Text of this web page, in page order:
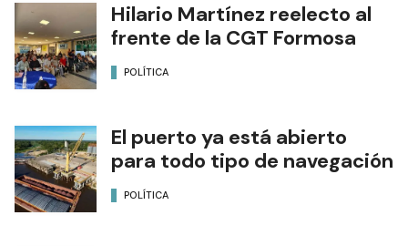
Hilario Martínez reelecto al
frente de la CGT Formosa
POLÍTICA
El puerto ya está abierto
para todo tipo de navegación
POLÍTICA